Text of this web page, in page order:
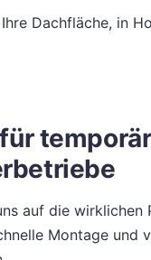
Dachfläche, in
auf die wirklichen
Montage und